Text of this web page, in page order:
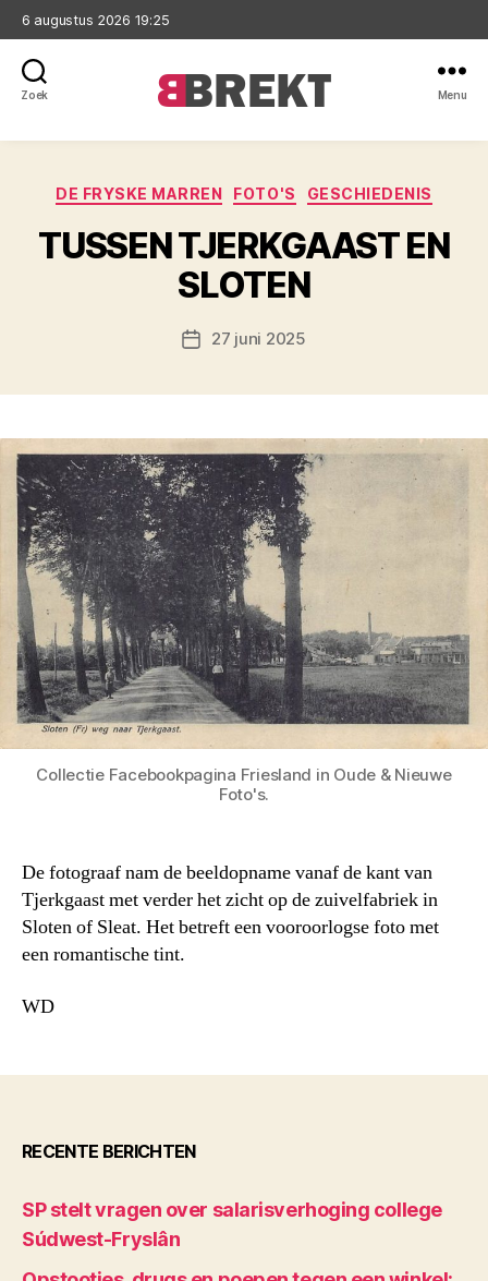
6 augustus 2026 19:25
Zoek Menu
Categorieën
DE FRYSKE MARREN FOTO'S GESCHIEDENIS
TUSSEN TJERKGAAST EN
SLOTEN
Berichtdatum
27 juni 2025
Collectie Facebookpagina Friesland in Oude & Nieuwe
Foto's.
De fotograaf nam de beeldopname vanaf de kant van
Tjerkgaast met verder het zicht op de zuivelfabriek in
Sloten of Sleat. Het betreft een vooroorlogse foto met
een romantische tint.
WD
RECENTE BERICHTEN
SP stelt vragen over salarisverhoging college
Súdwest-Fryslân